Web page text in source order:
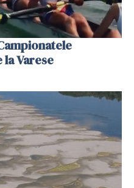
Varese